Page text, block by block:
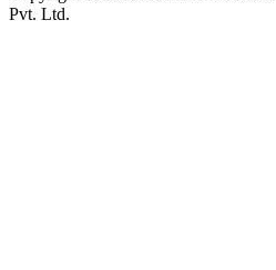
Pvt. Ltd.